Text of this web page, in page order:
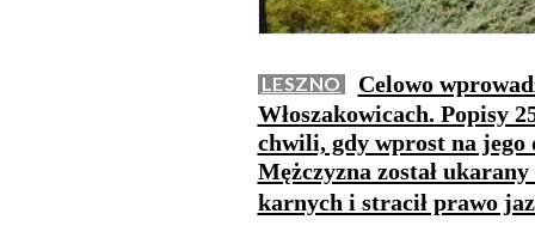
LESZNO
Celowo
Włoszakowicach. Popisy
chwili, gdy wprost na
Mężczyzna został
karnych i stracił prawo